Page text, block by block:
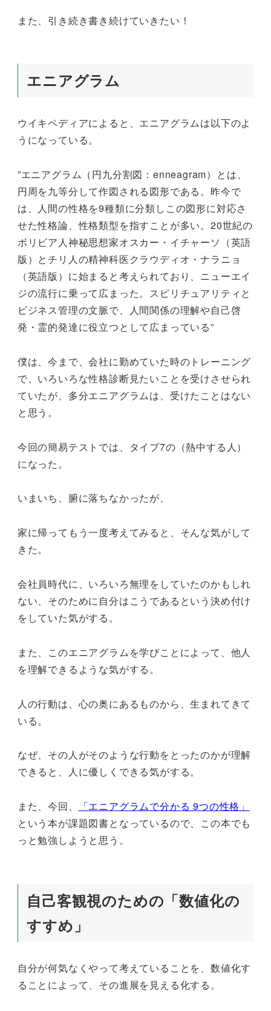
また、引き続き書き続けていきたい！
エニアグラム
ウイキペディアによると、エニアグラムは以下のよ
うになっている。
”エニアグラム（円九分割図：enneagram）とは、
円周を九等分して作図される図形である。昨今で
は、人間の性格を9種類に分類しこの図形に対応さ
せた性格論、性格類型を指すことが多い。20世紀の
ボリビア人神秘思想家オスカー・イチャーソ（英語
版）とチリ人の精神科医クラウディオ・ナラニョ
（英語版）に始まると考えられており、ニューエイ
ジの流行に乗って広まった。スピリチュアリティと
ビジネス管理の文脈で、人間関係の理解や自己啓
発・霊的発達に役立つとして広まっている”
僕は、今まで、会社に勤めていた時のトレーニング
で、いろいろな性格診断見たいことを受けさせられ
ていたが、多分エニアグラムは、受けたことはない
と思う。
今回の簡易テストでは、タイプ7の（熱中する人）
になった。
いまいち、腑に落ちなかったが、
家に帰ってもう一度考えてみると、そんな気がして
きた。
会社員時代に、いろいろ無理をしていたのかもしれ
ない、そのために自分はこうであるという決め付け
をしていた気がする。
また、このエニアグラムを学びことによって、他人
を理解できるような気がする。
人の行動は、心の奥にあるものから、生まれてきて
いる。
なぜ、その人がそのような行動をとったのかが理解
できると、人に優しくできる気がする。
また、今回、
「エニアグラムで分かる 9つの性格」
という本が課題図書となっているので、この本でも
っと勉強しようと思う。
自己客観視のための「数値化の
すすめ」
自分が何気なくやって考えていることを、数値化す
ることによって、その進展を見える化する。